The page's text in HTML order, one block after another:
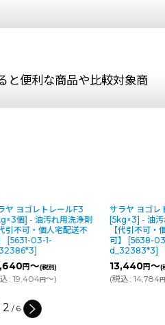
と便利な商品や比較対象商
ヤ ヨゴレトレールF3
個] - 油汚れ用洗浄剤
代引不可・個人宅配送不
[5631-03-1-
]
円～(税別)
: 19,404円～)
サラヤ ヨゴレ
[5kg×3] - 油汚
【代引不可・
可】
[5638-
d_32383*3]
13,440円～(
(税込: 14,784円
2 / 6